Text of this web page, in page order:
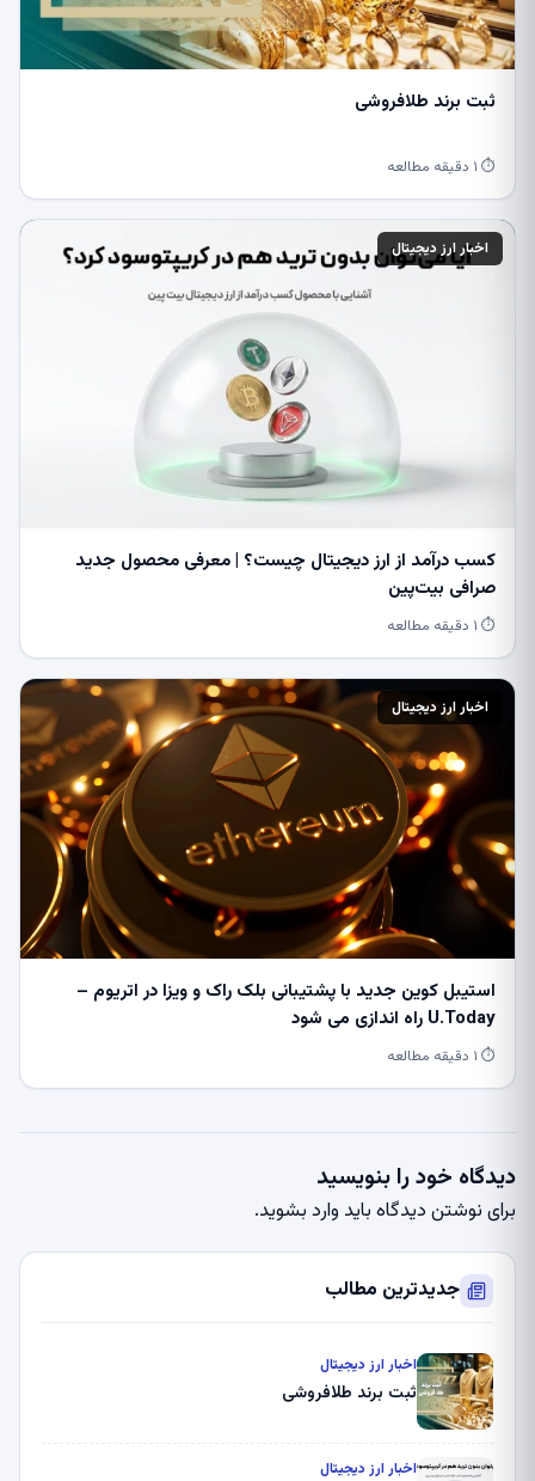
ثبت برند طلافروشی
⏱ ۱ دقیقه مطالعه
اخبار ارز دیجیتال
کسب درآمد از ارز دیجیتال چیست؟ | معرفی محصول جدید
صرافی بیت‌پین
⏱ ۱ دقیقه مطالعه
اخبار ارز دیجیتال
استیبل کوین جدید با پشتیبانی بلک راک و ویزا در اتریوم –
U.Today راه اندازی می شود
⏱ ۱ دقیقه مطالعه
دیدگاه خود را بنویسید
برای نوشتن دیدگاه باید وارد بشوید.
جدیدترین مطالب
اخبار ارز دیجیتال
ثبت برند طلافروشی
اخبار ارز دیجیتال